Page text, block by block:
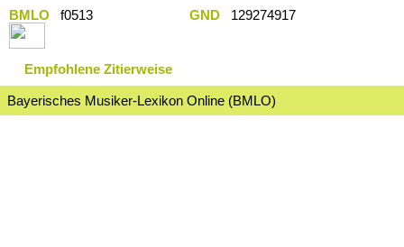
BMLO f0513 GND 129274917
Empfohlene Zitierweise
Bayerisches Musiker-Lexikon Online (BMLO)